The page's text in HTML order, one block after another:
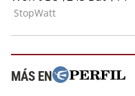
MÁS EN